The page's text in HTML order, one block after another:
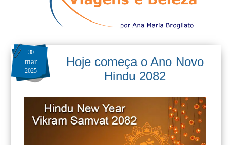
30
mar
2025
Hoje começa o Ano Novo
Hindu 2082